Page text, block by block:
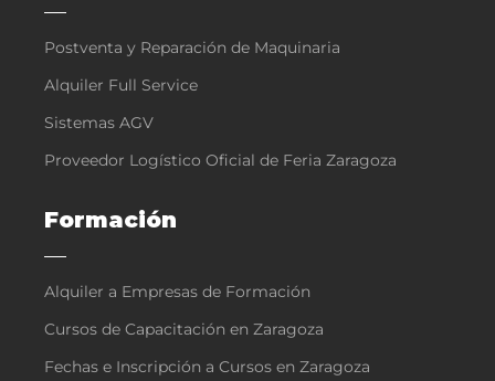
Postventa y Reparación de Maquinaria
Alquiler Full Service
Sistemas AGV
Proveedor Logístico Oficial de Feria Zaragoza
Formación
Alquiler a Empresas de Formación
Cursos de Capacitación en Zaragoza
Fechas e Inscripción a Cursos en Zaragoza